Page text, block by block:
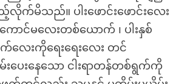
က်မိသည်။ ပါးဖောင်းဖောင်းလေး
ကောင်မလေးတစ်ယောက် ၊ ပါးနှစ်
လေးကိုရေးရေးလေး တင်
ပေးနေသော ငါးရာတန်တစ်ရွက်ကို